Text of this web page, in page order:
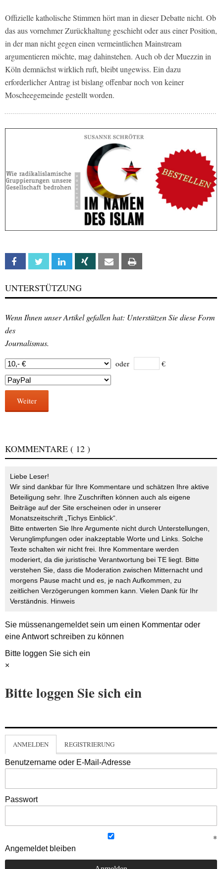
Offizielle katholische Stimmen hört man in dieser Debatte nicht. Ob
das aus vornehmer Zurückhaltung geschieht oder aus einer Position,
in der man nicht gegen einen vermeintlichen Mainstream
argumentieren möchte, mag dahinstehen. Auch ob der Muezzin in
Köln demnächst wirklich ruft, bleibt ungewiss. Ein dazu
erforderlicher Antrag ist bislang offenbar noch von keiner
Moscheegemeinde gestellt worden.
Facebook Twitter Linkedin Xing Email
UNTERSTÜTZUNG
Wenn Ihnen unser Artikel gefallen hat: Unterstützen Sie diese Form
des
Journalismus.
oder €
Weiter
KOMMENTARE ( 12 )
Liebe Leser!
Wir sind dankbar für Ihre Kommentare und schätzen Ihre aktive
Beteiligung sehr. Ihre Zuschriften können auch als eigene
Beiträge auf der Site erscheinen oder in unserer
Monatszeitschrift „Tichys Einblick“.
Bitte entwerten Sie Ihre Argumente nicht durch Unterstellungen,
Verunglimpfungen oder inakzeptable Worte und Links. Solche
Texte schalten wir nicht frei. Ihre Kommentare werden
moderiert, da die juristische Verantwortung bei TE liegt. Bitte
verstehen Sie, dass die Moderation zwischen Mitternacht und
morgens Pause macht und es, je nach Aufkommen, zu
zeitlichen Verzögerungen kommen kann. Vielen Dank für Ihr
Verständnis. Hinweis
Sie müssenangemeldetsein um einen Kommentar oder
eine Antwort schreiben zu können
Bitte loggen Sie sich ein
×
Bitte loggen Sie sich ein
ANMELDEN REGISTRIERUNG
Benutzername oder E-Mail-Adresse
Passwort
Angemeldet bleiben